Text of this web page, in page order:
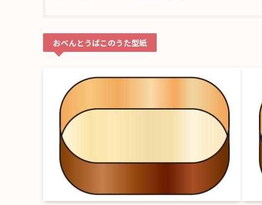
おべんとうばこのうた型紙